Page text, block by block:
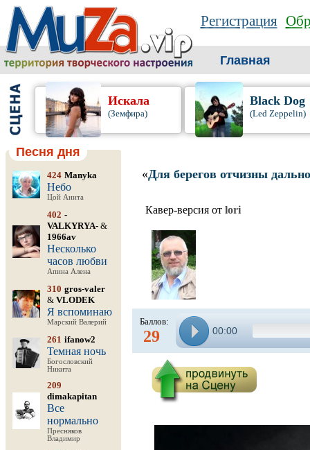
Регистрация
Главная
Искала
(Земфира)
Black Dog
(Led Zeppelin)
Песня дня
424 Manyka
Небо
Цой Анита
402 -
VALKYRYA- &
1966av
Несколько
часов любви
Апина Алена
310 gros-valer
& VLODEK
Я вспоминаю
Марский Валерий
261 ifanow2
Темная ночь
Богословский
Никита
209
dimakapitan
Все
нормально
Пресняков
Владимир
«Для берегов отчизны
Кавер-версия от lori
Баллов:
29 00:00